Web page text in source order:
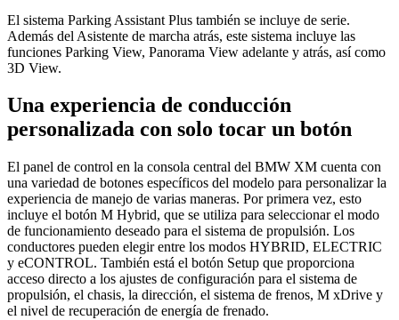
El sistema Parking Assistant Plus también se incluye de serie.
Además del Asistente de marcha atrás, este sistema incluye las
funciones Parking View, Panorama View adelante y atrás, así como
3D View.
Una experiencia de conducción
personalizada con solo tocar un botón
El panel de control en la consola central del BMW XM cuenta con
una variedad de botones específicos del modelo para personalizar la
experiencia de manejo de varias maneras. Por primera vez, esto
incluye el botón M Hybrid, que se utiliza para seleccionar el modo
de funcionamiento deseado para el sistema de propulsión. Los
conductores pueden elegir entre los modos HYBRID, ELECTRIC
y eCONTROL. También está el botón Setup que proporciona
acceso directo a los ajustes de configuración para el sistema de
propulsión, el chasis, la dirección, el sistema de frenos, M xDrive y
el nivel de recuperación de energía de frenado.